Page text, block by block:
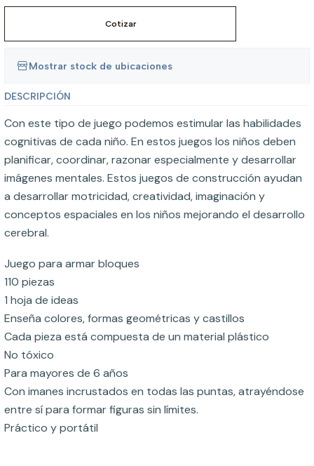
Cotizar
Mostrar stock de ubicaciones
DESCRIPCIÓN
Con este tipo de juego podemos estimular las habilidades
cognitivas de cada niño. En estos juegos los niños deben
planificar, coordinar, razonar especialmente y desarrollar
imágenes mentales. Estos juegos de construcción ayudan
a desarrollar motricidad, creatividad, imaginación y
conceptos espaciales en los niños mejorando el desarrollo
cerebral.
Juego para armar bloques
110 piezas
1 hoja de ideas
Enseña colores, formas geométricas y castillos
Cada pieza está compuesta de un material plástico
No tóxico
Para mayores de 6 años
Con imanes incrustados en todas las puntas, atrayéndose
entre sí para formar figuras sin límites.
Práctico y portátil